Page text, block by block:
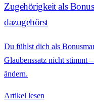
Zugehörigkeit als
dazugehörst
Du fühlst dich als
Glaubenssatz nicht stimmt
ändern.
Artikel lesen